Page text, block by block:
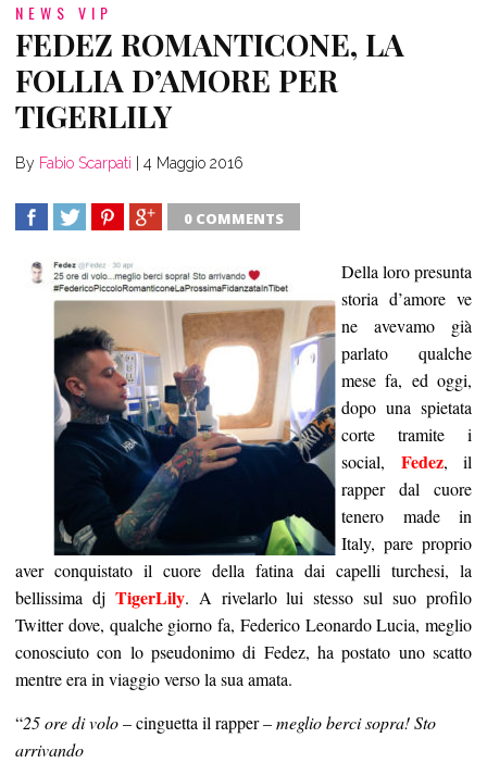
NEWS VIP
FEDEZ ROMANTICONE, LA
FOLLIA D’AMORE PER
TIGERLILY
By Fabio Scarpati 4 Maggio 2016
0 COMMENTS
Della loro presunta
storia d’amore ve
ne avevamo già
parlato qualche
mese fa, ed oggi,
dopo una spietata
corte tramite i
social, Fedez, il
rapper dal cuore
tenero made in
Italy, pare proprio
aver conquistato il cuore della fatina dai capelli turchesi, la
bellissima dj TigerLily. A rivelarlo lui stesso sul suo profilo
Twitter dove, qualche giorno fa, Federico Leonardo Lucia, meglio
conosciuto con lo pseudonimo di Fedez, ha postato uno scatto
mentre era in viaggio verso la sua amata.
“25 ore di volo– cinguetta il rapper –meglio berci sopra! Sto
arrivando